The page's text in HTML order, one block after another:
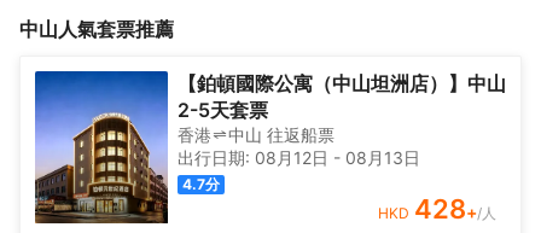
致力於打造“太空艙酒店營地+N”微度假體驗方式。同時，以中山市
開發運營過程中存在的普遍性痛點難題，如景區住宿配套、度假酒
店拓展、景區升級等場景，提供了精準高效的解決方案以及EPC+O
一站式總承包服務。<br><br>星艦營地有太空艙客房，現有對外開
店新品牌。<br><br>其概念以“太空艙酒店營地+”沉浸式體驗形式
等“NEW Lifestyle”場景帶動微度假。滿足遊客多元化個性化需求。
致力於打造“太空艙酒店營地+N”微度假體驗方式。同時，以中山市
之野露營地服務有限公司為經營主體的 ZCAMP團隊針對文旅項目
開發運營過程中存在的普遍性痛點難題，如景區住宿配套、度假酒
店拓展、景區升級等場景，提供了精準高效的解決方案以及EPC+O
一站式總承包服務。<br><br>星艦營地有太空艙客房，現有對外開
放。
中山人氣套票推薦
【鉑頓國際公寓（中山坦洲店）】中山
2-5天套票
香港 中山 往返船票
出行日期: 08月12日 - 08月13日
4.7分
HKD 428+/人